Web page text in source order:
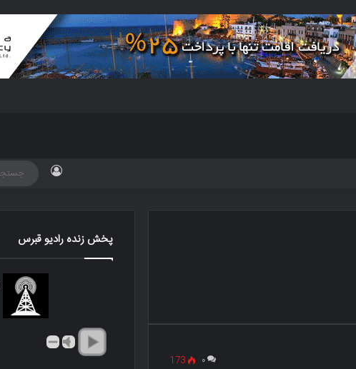
۰ 173
پخش زنده رادیو قبرس